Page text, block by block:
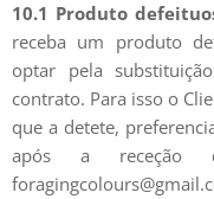
10.1 Produto
receba um produto
optar pela
contrato. Para isso o
que a detete,
após a